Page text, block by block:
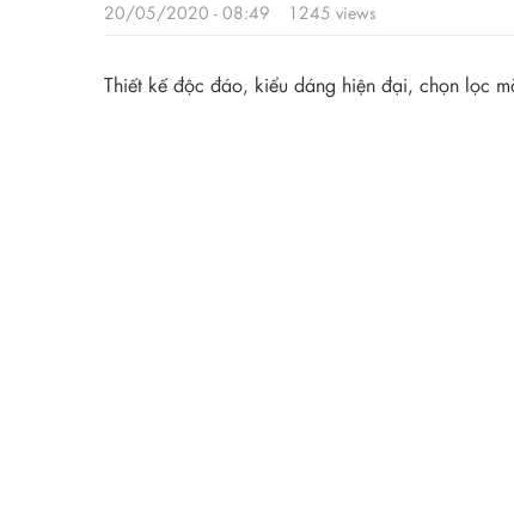
20/05/2020 - 08:49 1245 views
Thiết kế độc đáo, kiểu dáng hiện đại, chọn lọc